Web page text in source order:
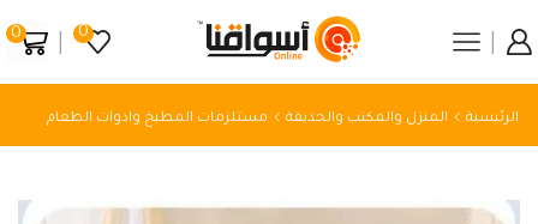
0
0
الرئيسية المنزل والمكتب والحديقة مستلزمات المطبخ وادوات الطعام